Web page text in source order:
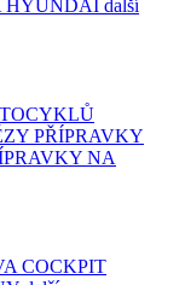
HYUNDAI další
PŘÍPRAVKY
NA
COCKPIT